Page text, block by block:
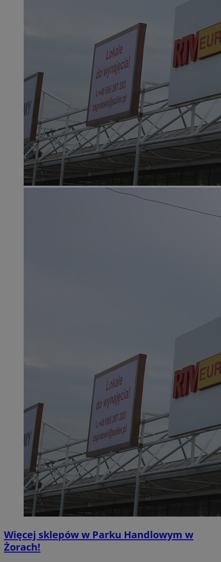
Więcej sklepów w Parku Handlowym w
Żorach!